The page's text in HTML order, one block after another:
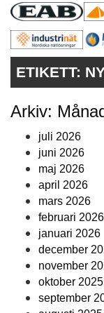
VÅRA ANDRA
ANNONSERA
KONTAKT
ETIKETT:
Arkiv:
juli 2026
juni 2026
maj 2026
april 2026
mars 2026
februari 2026
januari 2026
december
november
oktober 2025
september